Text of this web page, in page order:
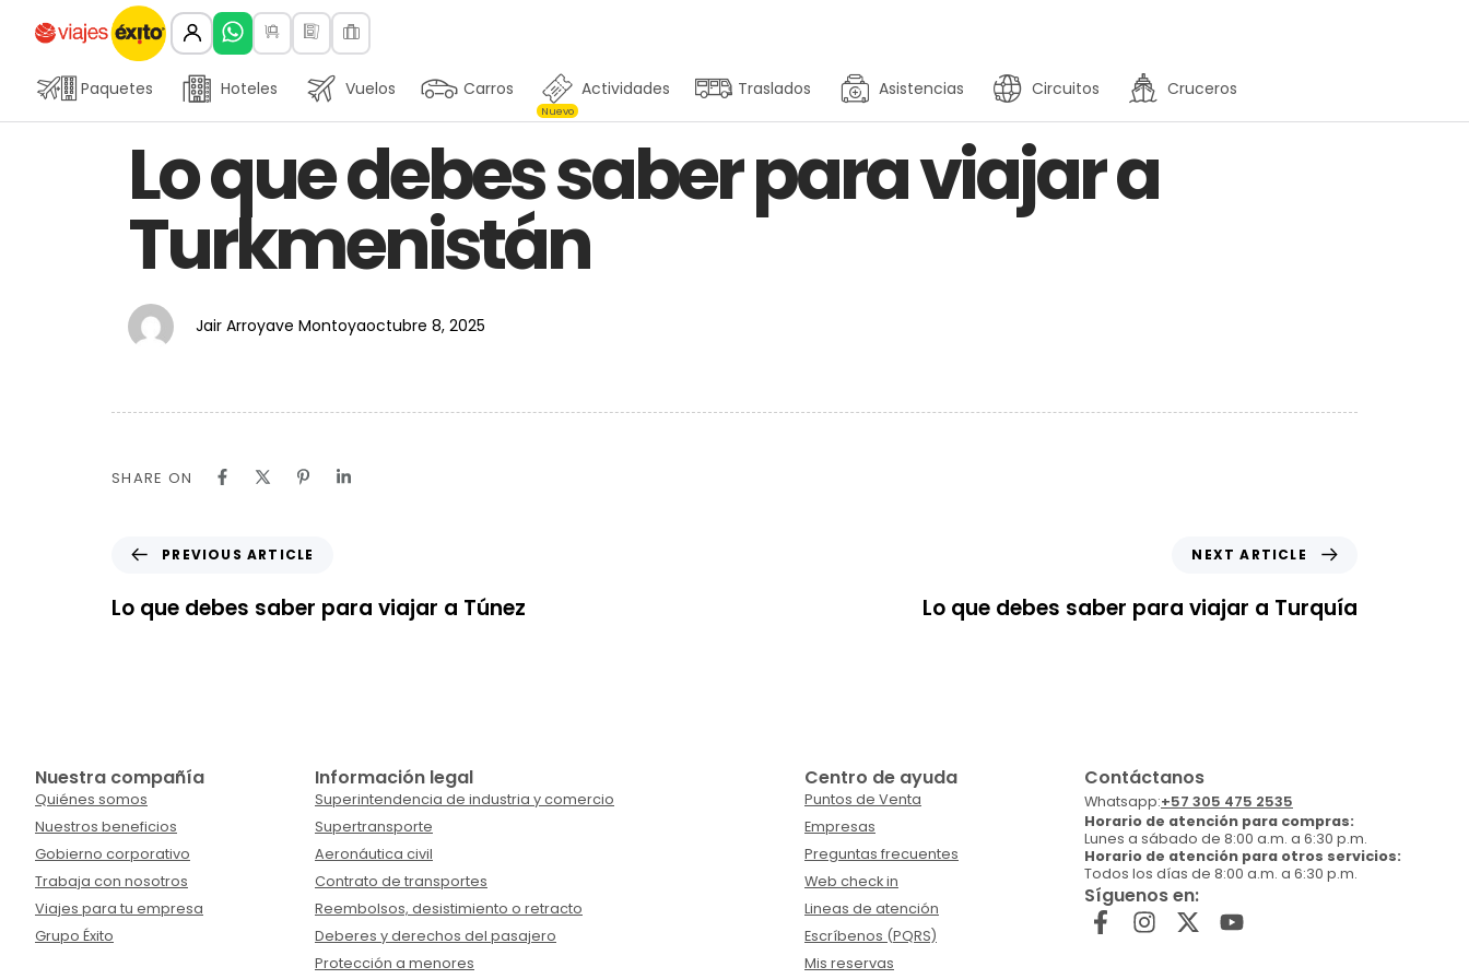
Paquetes Hoteles Vuelos Carros Actividades
Nuevo
Traslados Asistencias Circuitos Cruceros
IN:
Lo que debes saber para viajar a
Turkmenistán
Jair Arroyave Montoya
on:
octubre 8, 2025
SHARE ON
PREVIOUS ARTICLE
Lo que debes saber para viajar a Túnez
NEXT ARTICLE
Lo que debes saber para viajar a Turquía
Nuestra compañía
Quiénes somos
Nuestros beneficios
Gobierno corporativo
Trabaja con nosotros
Viajes para tu empresa
Grupo Éxito
Información legal
Superintendencia de industria y comercio
Supertransporte
Aeronáutica civil
Contrato de transportes
Reembolsos, desistimiento o retracto
Deberes y derechos del pasajero
Protección a menores
Centro de ayuda
Puntos de Venta
Empresas
Preguntas frecuentes
Web check in
Lineas de atención
Escríbenos (PQRS)
Mis reservas
Contáctanos
Whatsapp:+57 305 475 2535
Horario de atención para compras:
Lunes a sábado de 8:00 a.m. a 6:30 p.m.
Horario de atención para otros servicios:
Todos los días de 8:00 a.m. a 6:30 p.m.
Síguenos en: